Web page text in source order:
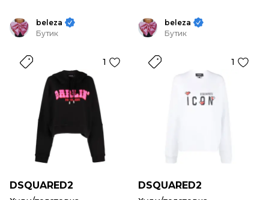
beleza
Бутик
1
DSQUARED2
beleza
Бутик
1
DSQUARED2